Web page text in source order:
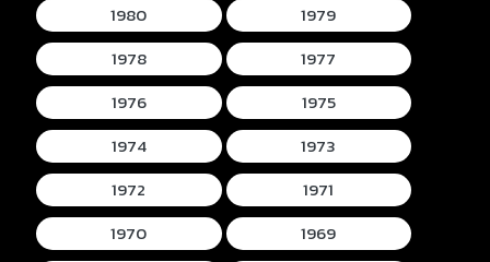
1980
1979
1978
1977
1976
1975
1974
1973
1972
1971
1970
1969